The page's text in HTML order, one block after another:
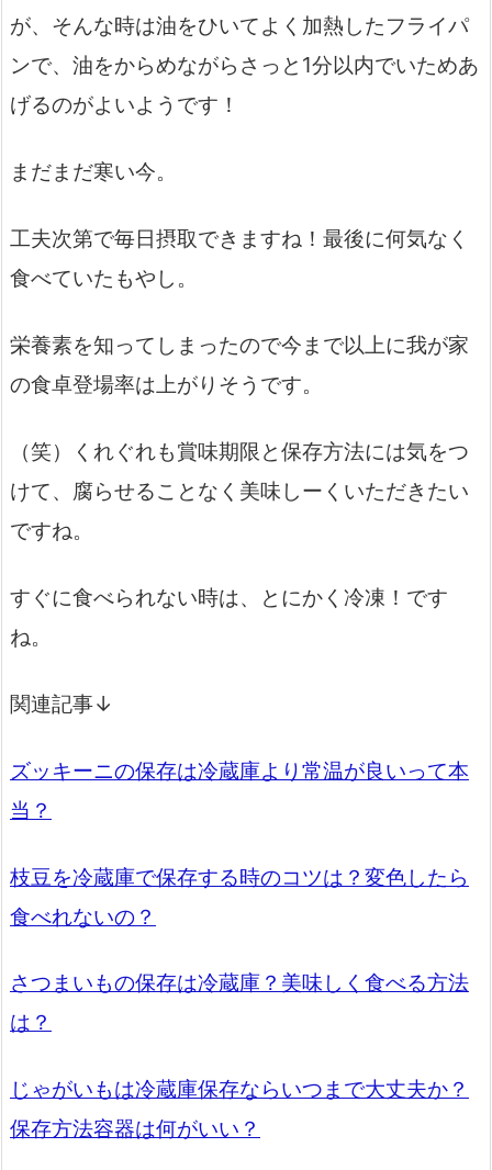
が、そんな時は油をひいてよく加熱したフライパ
ンで、油をからめながらさっと1分以内でいためあ
げるのがよいようです！
まだまだ寒い今。
工夫次第で毎日摂取できますね！最後に何気なく
食べていたもやし。
栄養素を知ってしまったので今まで以上に我が家
の食卓登場率は上がりそうです。
（笑）くれぐれも賞味期限と保存方法には気をつ
けて、腐らせることなく美味しーくいただきたい
ですね。
すぐに食べられない時は、とにかく冷凍！です
ね。
関連記事↓
ズッキーニの保存は冷蔵庫より常温が良いって本
当？
枝豆を冷蔵庫で保存する時のコツは？変色したら
食べれないの？
さつまいもの保存は冷蔵庫？美味しく食べる方法
は？
じゃがいもは冷蔵庫保存ならいつまで大丈夫か？
保存方法容器は何がいい？